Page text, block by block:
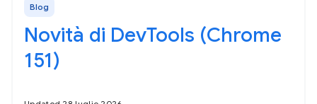
Blog
Novità di DevTools (Chrome
151)